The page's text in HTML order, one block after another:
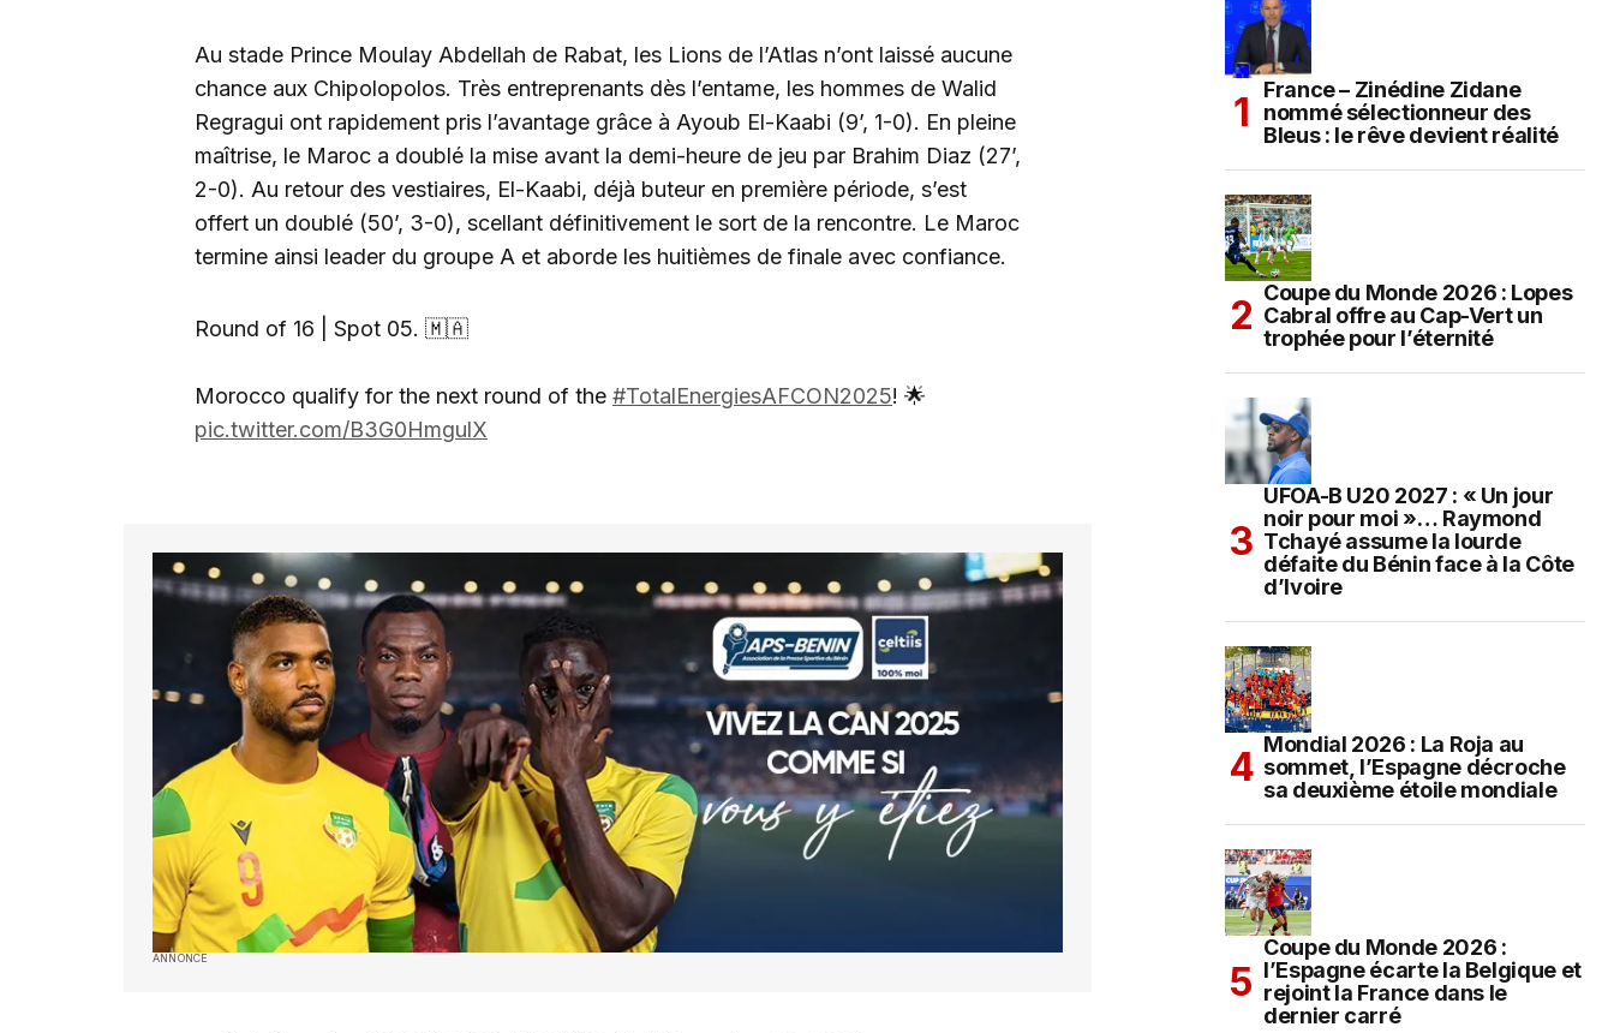
Au stade Prince Moulay Abdellah de Rabat, les Lions de l’Atlas n’ont laissé aucune
chance aux Chipolopolos. Très entreprenants dès l’entame, les hommes de Walid
Regragui ont rapidement pris l’avantage grâce à Ayoub El-Kaabi (9’, 1-0). En pleine
maîtrise, le Maroc a doublé la mise avant la demi-heure de jeu par Brahim Diaz (27’,
2-0). Au retour des vestiaires, El-Kaabi, déjà buteur en première période, s’est
offert un doublé (50’, 3-0), scellant définitivement le sort de la rencontre. Le Maroc
termine ainsi leader du groupe A et aborde les huitièmes de finale avec confiance.
Round of 16 | Spot 05. 🇲🇦
Morocco qualify for the next round of the #TotalEnergiesAFCON2025! 🌟
pic.twitter.com/B3G0HmgulX
ANNONCE
France – Zinédine Zidane
nommé sélectionneur des
Bleus : le rêve devient réalité
Coupe du Monde 2026 : Lopes
Cabral offre au Cap-Vert un
trophée pour l’éternité
UFOA-B U20 2027 : « Un jour
noir pour moi »… Raymond
Tchayé assume la lourde
défaite du Bénin face à la Côte
d’Ivoire
Mondial 2026 : La Roja au
sommet, l’Espagne décroche
sa deuxième étoile mondiale
Coupe du Monde 2026 :
l’Espagne écarte la Belgique et
rejoint la France dans le
dernier carré